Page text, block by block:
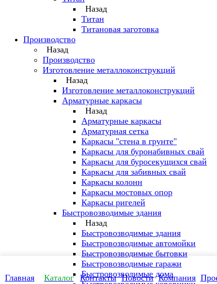
Назад
Титан
Титановая заготовка
Производство
Назад
Производство
Изготовление металлоконструкций
Назад
Изготовление металлоконструкций
Арматурные каркасы
Назад
Арматурные каркасы
Арматурная сетка
Каркасы "стена в грунте"
Каркасы для буронабивных свай
Каркасы для буросекущихся свай
Каркасы для забивных свай
Каркасы колонн
Каркасы мостовых опор
Каркасы ригелей
Быстровозводимые здания
Назад
Быстровозводимые здания
Быстровозводимые автомойки
Быстровозводимые бытовки
Быстровозводимые гаражи
Быстровозводимые дома
Главная Каталог Контакты Новости Компания